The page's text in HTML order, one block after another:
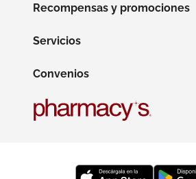
Recompensas y promociones
Servicios
Convenios